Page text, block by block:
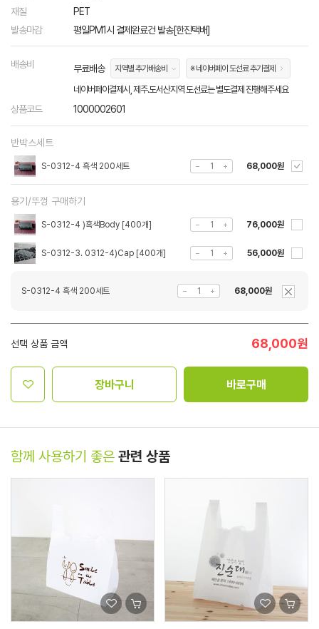
재질
PET
발송마감
평일PM1시 결제완료건 발송[한진택배]
배송비 무료배송 지역별 추가배송비 ※ 네이버페이 도선료 추가결제
네이버페이결제시, 제주.도서산지역 도선료는 별도결제 진행해주세요
상품코드 1000002601
반박스세트
S-0312-4 흑색 200세트 68,000원
용기/뚜껑 구매하기
S-0312-4 )흑색Body [400개] 76,000원
S-0312-3. 0312-4)Cap [400개] 56,000원
S-0312-4 흑색 200세트 68,000원
선택 상품 금액 68,000원
장바구니 바로구매
함께 사용하기 좋은 관련 상품